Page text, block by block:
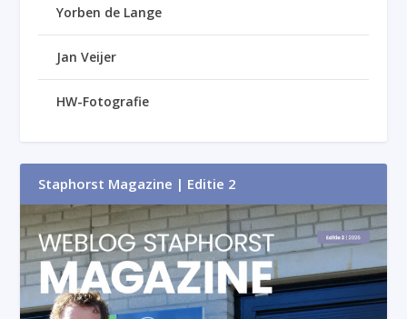
Yorben de Lange
Jan Veijer
HW-Fotografie
Staphorst Magazine | Editie 2